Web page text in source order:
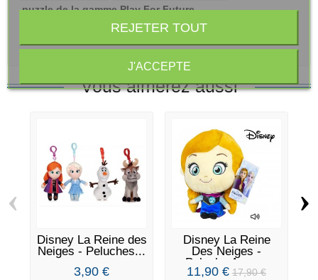
puzzle de la gamme Play For Future
(ne convient pas à un enfant de moins de 3 ans)
Vous aimerez aussi
Disney La Reine des
Neiges - Peluches...
3,90 €
Disney La Reine
Des Neiges -
Peluche Anna...
11,90 € 17,90 €
‹ ›
REJETER TOUT
J'ACCEPTE